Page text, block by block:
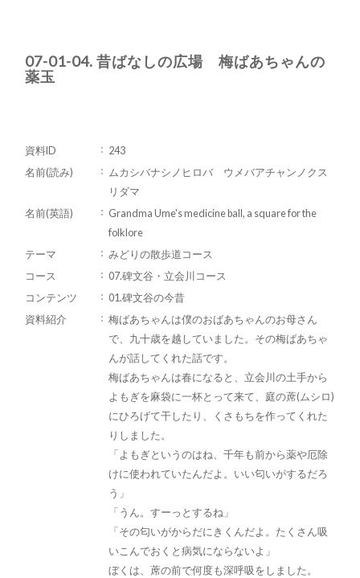
07-01-04. 昔ばなしの広場 梅ばあちゃんの
薬玉
資料ID
243
名前(読み)
ムカシバナシノヒロバ ウメバアチャンノクス
リダマ
名前(英語)
Grandma Ume's medicine ball, a square for the
folklore
テーマ
みどりの散歩道コース
コース
07.碑文谷・立会川コース
コンテンツ
01.碑文谷の今昔
資料紹介
梅ばあちゃんは僕のおばあちゃんのお母さん
で、九十歳を越していました。その梅ばあちゃ
んが話してくれた話です。
梅ばあちゃんは春になると、立会川の土手から
よもぎを麻袋に一杯とって来て、庭の蓆(ムシロ)
にひろげて干したり、くさもちを作ってくれた
りしました。
「よもぎというのはね、千年も前から薬や厄除
けに使われていたんだよ。いい匂いがするだろ
う」
「うん。すーっとするね」
「その匂いがからだにきくんだよ。たくさん吸
いこんでおくと病気にならないよ」
ぼくは、蓆の前で何度も深呼吸をしました。